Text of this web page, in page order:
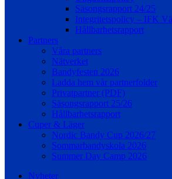
Säsongsrapport 24/25
Integritetspolicy – IFK
Hållbarhetsrapport
Partners
Våra partners
Nätverket
Bandyfesten 2026
Ladda hem vår partnerfolder
Privatpartner (PDF)
Säsongsrapport 25/26
Hållbarhetsrapport
Cuper & Läger
Nordic Bandy Cup 2026/27
Sommarbandyskola 2026
Summer Day Camp 2026
Nyheter